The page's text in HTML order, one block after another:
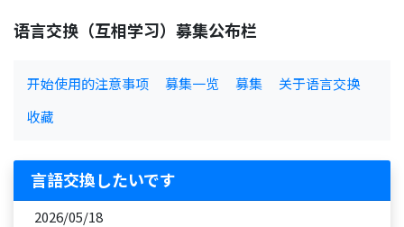
语言交换（互相学习）募集公布栏
开始使用的注意事项 募集一览 募集
关于语言交换
收藏
言語交換したいです
2026/05/18